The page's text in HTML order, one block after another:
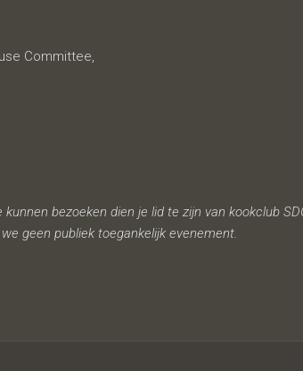
Committee,
bezoeken dien je lid te zijn van kookclub
geen publiek toegankelijk evenement.